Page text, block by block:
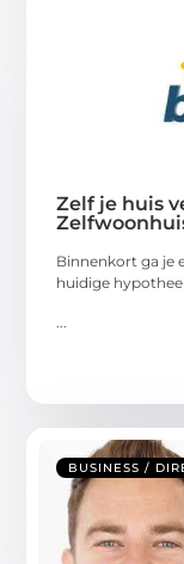
Zelf je huis
Binnenkort ga je
huidige
BUSINESS /